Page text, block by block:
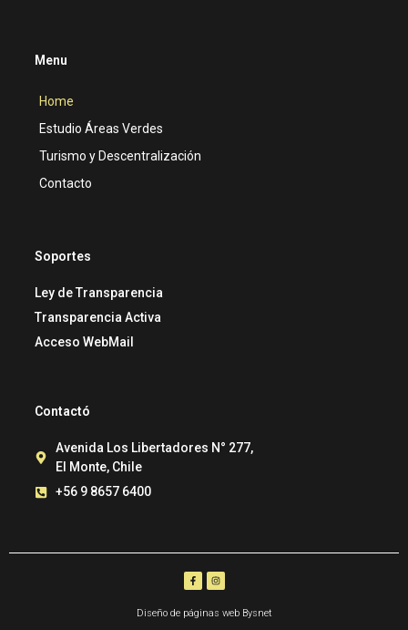
Menu
Home
Estudio Áreas Verdes
Turismo y Descentralización
Contacto
Soportes
Ley de Transparencia
Transparencia Activa
Acceso WebMail
Contactó
Avenida Los Libertadores N° 277,
El Monte, Chile
+56 9 8657 6400
Diseño de páginas web Bysnet